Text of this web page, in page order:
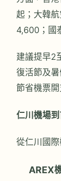
起；大韓
4,600；國
建議提早2
復活節及
節省機票開
仁川機場
從仁川國
AREX